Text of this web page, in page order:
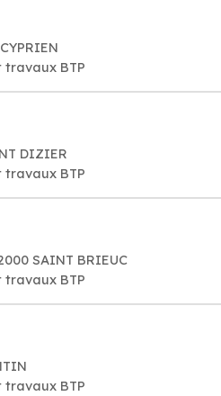
BTP
DIZIER
BTP
SAINT BRIEUC
BTP
BTP